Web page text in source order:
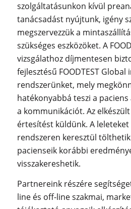
szolgáltatásunkon kívül
tanácsadást nyújtunk, igény
megszervezzük a
szükséges eszközöket. A
vizsgálathoz díjmentesen
fejlesztésű FOODTEST
rendszerünket, mely
hatékonyabbá teszi a
a kommunikációt. Az
értesítést küldünk. A leleteket
rendszeren keresztül
pacienseik korábbi
visszakereshetik.
Partnereink részére
line és off-line szakmai,